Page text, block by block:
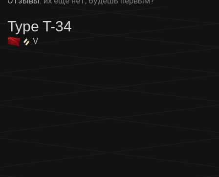
Type T-34
V